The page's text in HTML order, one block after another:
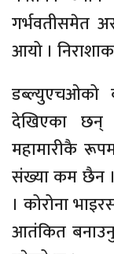
गर्भवतीसमेत
आयो ।
डब्ल्युएचओको
देखिएका छन्
महामारीकै
संख्या कम छैन
। कोरोना
आतंकित बनाउनु